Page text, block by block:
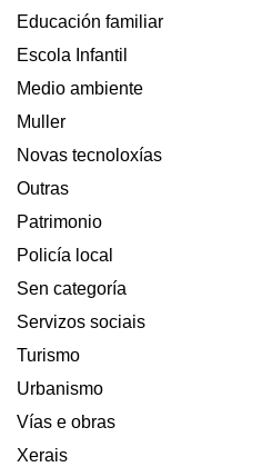
Educación familiar
Escola Infantil
Medio ambiente
Muller
Novas tecnoloxías
Outras
Patrimonio
Policía local
Sen categoría
Servizos sociais
Turismo
Urbanismo
Vías e obras
Xerais